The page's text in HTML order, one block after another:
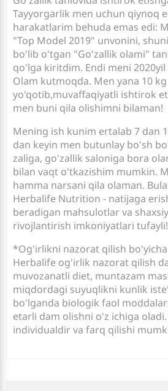
Tayyorgarlik men uchun qiynoq
harakatlarim behuda emas edi:
"Top Model 2019" unvonini,
bo'lib o'tgan "Go'zallik olami"
qo'lga kiritdim. Endi meni
Olam kutmoqda. Men yana 10 kg
yo'qotib,muvaffaqiyatli ishtirok
men buni qila olishimni bilaman!
Mening ish kunim ertalab 7 dan
dan keyin men butunlay bo'sh
zaliga, go'zallik saloniga bora
bilan vaqt o'tkazishim mumkin.
hamma narsani qila olaman.
Herbalife Nutrition - natijaga
beradigan mahsulotlar va
rivojlantirish imkoniyatlari tufayli!
*Og'irlikni nazorat qilish
Herbalife og'irlik nazorat qilish
muvozanatli diet, muntazam
miqdordagi suyuqlikni kunlik
bo'lganda biologik faol
etarli dam olishni o'z ichiga
individualdir va farq qilishi